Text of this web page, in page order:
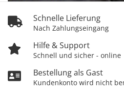
Schnelle Lieferung
Nach Zahlungseingang
Hilfe & Support
Schnell und sicher - online
Bestellung als Gast
Kundenkonto wird nicht